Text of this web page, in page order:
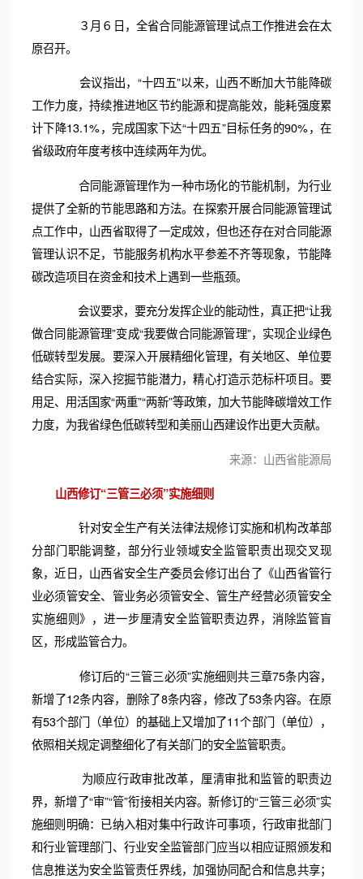
３月６日，全省合同能源管理试点工作推进会在太
原召开。
会议指出，“十四五”以来，山西不断加大节能降碳
工作力度，持续推进地区节约能源和提高能效，能耗强度累
计下降13.1%，完成国家下达“十四五”目标任务的90%，在
省级政府年度考核中连续两年为优。
合同能源管理作为一种市场化的节能机制，为行业
提供了全新的节能思路和方法。在探索开展合同能源管理试
点工作中，山西省取得了一定成效，但也还存在对合同能源
管理认识不足，节能服务机构水平参差不齐等现象，节能降
碳改造项目在资金和技术上遇到一些瓶颈。
会议要求，要充分发挥企业的能动性，真正把“让我
做合同能源管理”变成“我要做合同能源管理”，实现企业绿色
低碳转型发展。要深入开展精细化管理，有关地区、单位要
结合实际，深入挖掘节能潜力，精心打造示范标杆项目。要
用足、用活国家“两重”“两新”等政策，加大节能降碳增效工作
力度，为我省绿色低碳转型和美丽山西建设作出更大贡献。
来源：山西省能源局
山西修订“三管三必须”实施细则
针对安全生产有关法律法规修订实施和机构改革部
分部门职能调整，部分行业领域安全监管职责出现交叉现
象，近日，山西省安全生产委员会修订出台了《山西省管行
业必须管安全、管业务必须管安全、管生产经营必须管安全
实施细则》，进一步厘清安全监管职责边界，消除监管盲
区，形成监管合力。
修订后的“三管三必须”实施细则共三章75条内容，
新增了12条内容，删除了8条内容，修改了53条内容。在原
有53个部门（单位）的基础上又增加了11个部门（单位），
依照相关规定调整细化了有关部门的安全监管职责。
为顺应行政审批改革，厘清审批和监管的职责边
界，新增了“审”“管”衔接相关内容。新修订的“三管三必须”实
施细则明确：已纳入相对集中行政许可事项，行政审批部门
和行业管理部门、行业安全监管部门应当以相应证照颁发和
信息推送为安全监管责任界线，加强协同配合和信息共享；